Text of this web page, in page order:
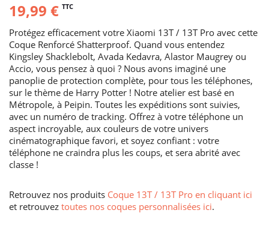
19,99 € TTC
Protégez efficacement votre Xiaomi 13T / 13T Pro avec cette
Coque Renforcé Shatterproof. Quand vous entendez
Kingsley Shacklebolt, Avada Kedavra, Alastor Maugrey ou
Accio, vous pensez à quoi ? Nous avons imaginé une
panoplie de protection complète, pour tous les téléphones,
sur le thème de Harry Potter ! Notre atelier est basé en
Métropole, à Peipin. Toutes les expéditions sont suivies,
avec un numéro de tracking. Offrez à votre téléphone un
aspect incroyable, aux couleurs de votre univers
cinématographique favori, et soyez confiant : votre
téléphone ne craindra plus les coups, et sera abrité avec
classe !
Retrouvez nos produits Coque 13T / 13T Pro en cliquant ici
et retrouvez toutes nos coques personnalisées ici.